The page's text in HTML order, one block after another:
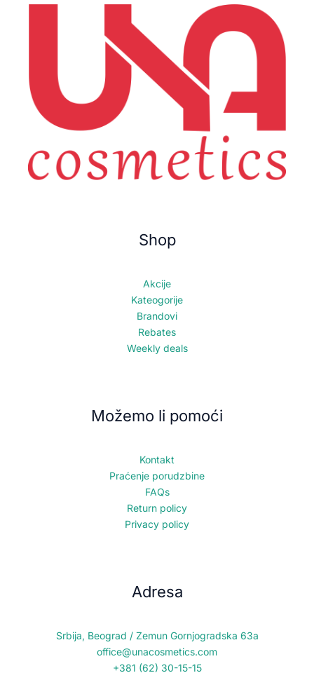
Shop
Akcije
Kateogorije
Brandovi
Rebates
Weekly deals
Možemo li pomoći
Kontakt
Praćenje porudzbine
FAQs
Return policy
Privacy policy
Adresa
Srbija, Beograd / Zemun Gornjogradska 63a
office@unacosmetics.com
+381 (62) 30-15-15